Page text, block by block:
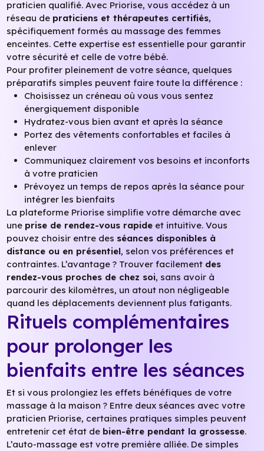
praticien qualifié. Avec Priorise, vous accédez à un
réseau de praticiens et thérapeutes certifiés,
spécifiquement formés au massage des femmes
enceintes. Cette expertise est essentielle pour garantir
votre sécurité et celle de votre bébé.
Pour profiter pleinement de votre séance, quelques
préparatifs simples peuvent faire toute la différence :
Choisissez un créneau où vous vous sentez
énergiquement disponible
Hydratez-vous bien avant et après la séance
Portez des vêtements confortables et faciles à
enlever
Communiquez clairement vos besoins et inconforts
à votre praticien
Prévoyez un temps de repos après la séance pour
intégrer les bienfaits
La plateforme Priorise simplifie votre démarche avec
une prise de rendez-vous rapide et intuitive. Vous
pouvez choisir entre des séances disponibles à
distance ou en présentiel, selon vos préférences et
contraintes. L’avantage ? Trouver facilement des
rendez-vous proches de chez soi, sans avoir à
parcourir des kilomètres, un atout non négligeable
quand les déplacements deviennent plus fatigants.
Rituels complémentaires
pour prolonger les
bienfaits entre les séances
Et si vous prolongiez les effets bénéfiques de votre
massage à la maison ? Entre deux séances avec votre
praticien Priorise, certaines pratiques simples peuvent
entretenir cet état de bien-être pendant la grossesse.
L’auto-massage est votre première alliée. De simples